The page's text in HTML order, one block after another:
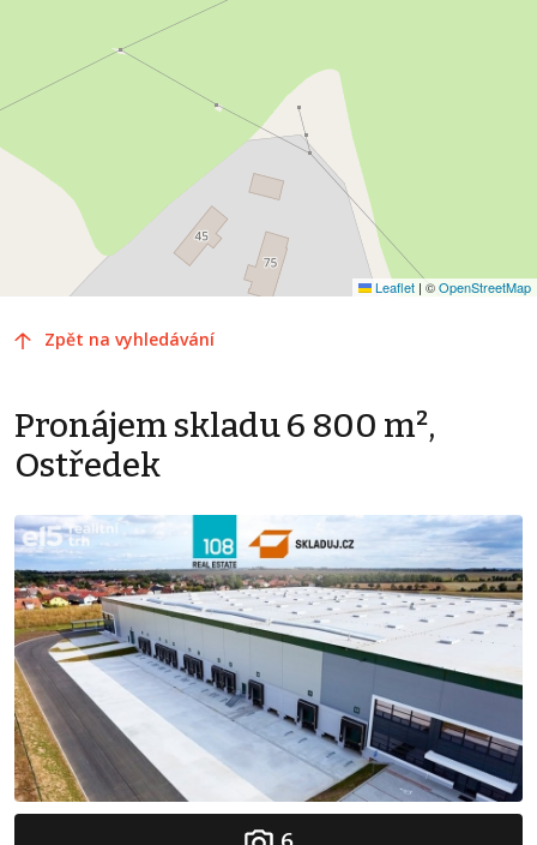
Leaflet | ©OpenStreetMap
Zpět na vyhledávání
Pronájem skladu 6 800 m²,
Ostředek